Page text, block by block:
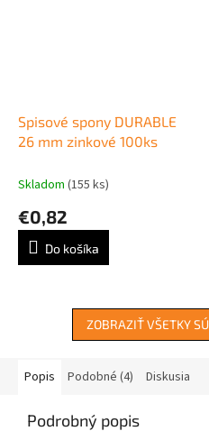
Spisové spony DURABLE
26 mm zinkové 100ks
Skladom (155 ks)
€0,82
Do košíka
ZOBRAZIŤ VŠETKY
Popis Podobné (4) Diskusia
Podrobný popis